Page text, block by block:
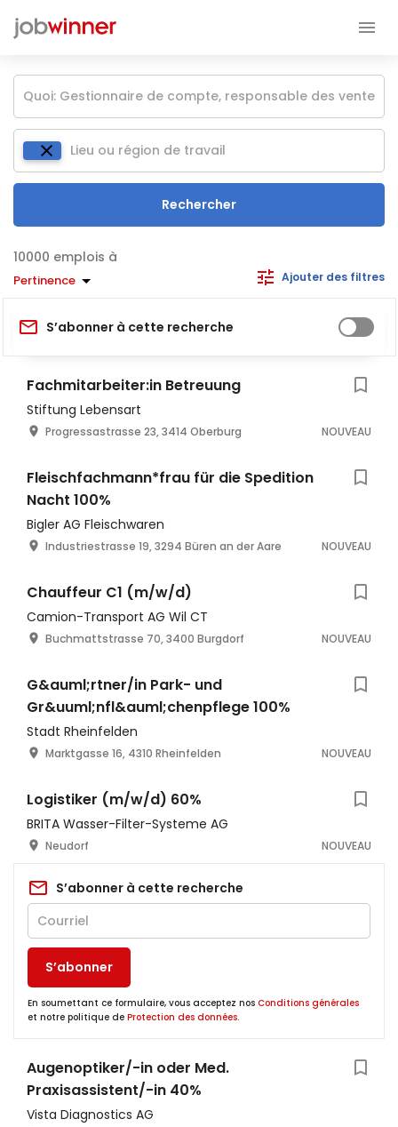
Rechercher
emplois à
Pertinence Ajouter des filtres
S’abonner à cette recherche
Fachmitarbeiter:in Betreuung
Stiftung Lebensart
Progressastrasse 23, 3414 Oberburg NOUVEAU
Fleischfachmann*frau für die Spedition
Nacht 100%
Bigler AG Fleischwaren
Industriestrasse 19, 3294 Büren an der Aare NOUVEAU
Chauffeur C1 (m/w/d)
Camion-Transport AG Wil CT
Buchmattstrasse 70, 3400 Burgdorf NOUVEAU
G&auml;rtner/in Park- und
Gr&uuml;nfl&auml;chenpflege 100%
Stadt Rheinfelden
Marktgasse 16, 4310 Rheinfelden NOUVEAU
Logistiker (m/w/d) 60%
BRITA Wasser-Filter-Systeme AG
Neudorf NOUVEAU
S’abonner à cette recherche
S’abonner
En soumettant ce formulaire, vous acceptez nos Conditions générales
et notre politique de Protection des données.
Augenoptiker/-in oder Med.
Praxisassistent/-in 40%
Vista Diagnostics AG